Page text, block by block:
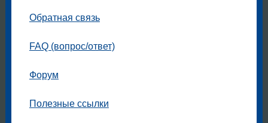
Обратная связь
FAQ (вопрос/ответ)
Форум
Полезные ссылки